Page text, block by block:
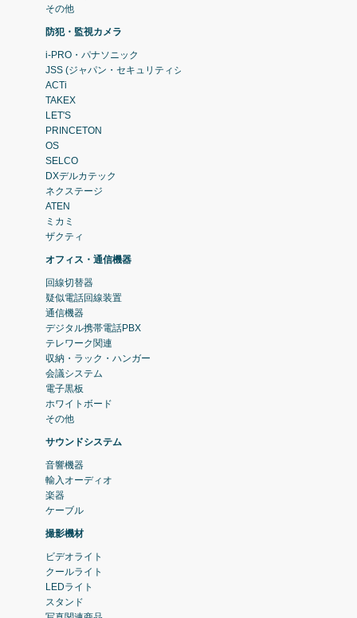
その他
防犯・監視カメラ
i-PRO・パナソニック
JSS (ジャパン・セキュリティシステム)
ACTi
TAKEX
LET'S
PRINCETON
OS
SELCO
DXデルカテック
ネクステージ
ATEN
ミカミ
ザクティ
オフィス・通信機器
回線切替器
疑似電話回線装置
通信機器
デジタル携帯電話PBX
テレワーク関連
収納・ラック・ハンガー
会議システム
電子黒板
ホワイトボード
その他
サウンドシステム
音響機器
輸入オーディオ
楽器
ケーブル
撮影機材
ビデオライト
クールライト
LEDライト
スタンド